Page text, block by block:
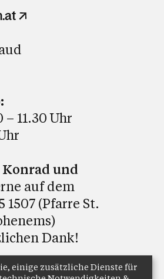
11.30 Uhr
und
auf dem
1507 (Pfarre St.
Dank!
einige zusätzliche Dienste für